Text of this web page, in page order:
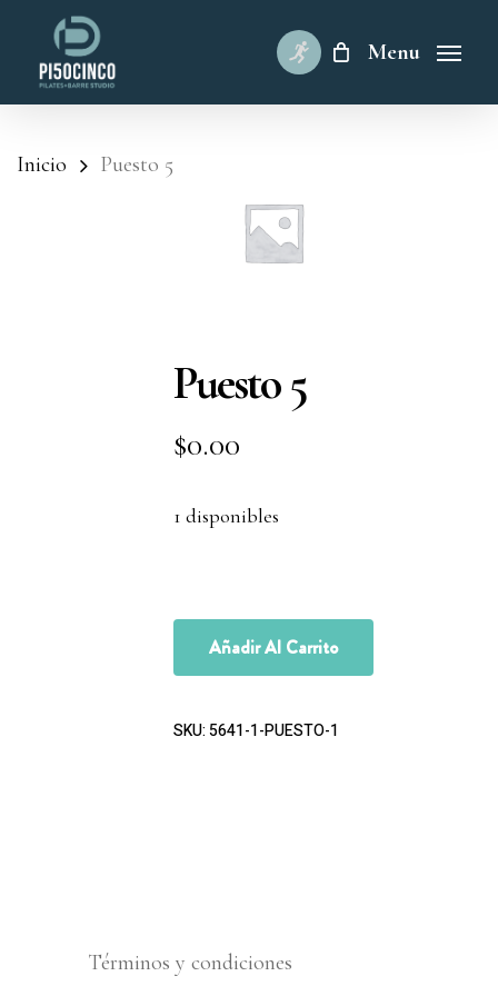
content
Menu
Inicio Puesto 5
Puesto 5
$0.00
1 disponibles
Añadir Al Carrito
SKU:5641-1-PUESTO-1
Términos y condiciones